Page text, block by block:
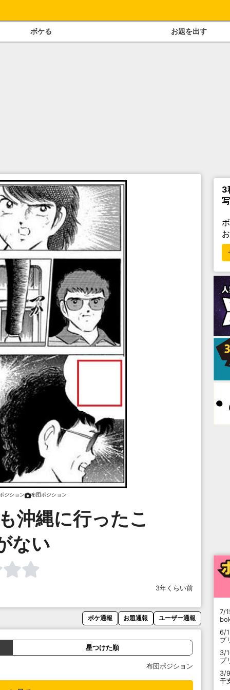
ボケる お題を出す
ジション 布団ポジション
沖縄に行ったこ
ない
3年くらい前
ボケ通報 お題通報 ユーザー通報
星つけた順
布団ポジション
3
7/
6/
プ
3/
プ
3/9
干